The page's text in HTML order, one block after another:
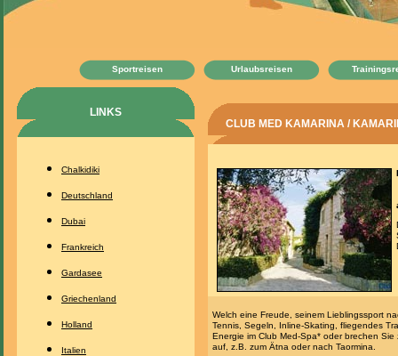
Sportreisen Urlaubsreisen
LINKS
Chalkidiki
Deutschland
Dubai
Frankreich
Gardasee
Griechenland
Holland
Italien
CLUB MED KAMARINA /
Welch eine Freude, seinem Lieblingssport
Tennis, Segeln, Inline-Skating, fliegendes
Energie im Club Med-Spa* oder brechen
auf, z.B. zum Ätna oder nach Taormina.